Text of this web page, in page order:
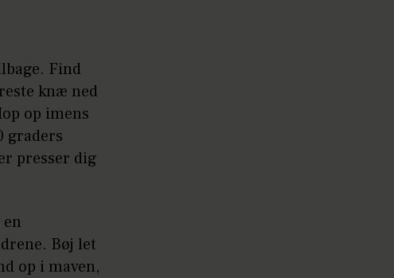
Find
knæ ned
op imens
graders
presser dig
Bøj let
op i maven,